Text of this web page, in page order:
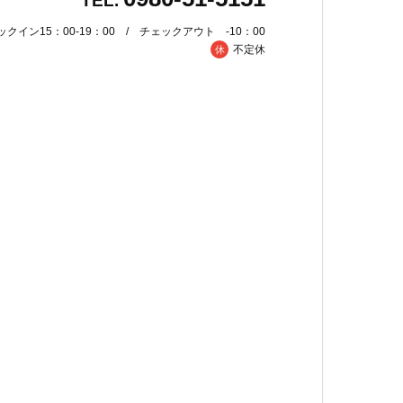
クイン15：00-19：00 / チェックアウト -10：00
休 不定休